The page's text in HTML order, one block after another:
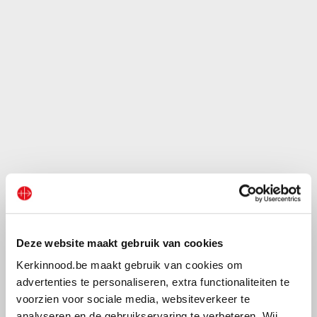
Deze website maakt gebruik van cookies
Kerkinnood.be maakt gebruik van cookies om
advertenties te personaliseren, extra functionaliteiten te
voorzien voor sociale media, websiteverkeer te